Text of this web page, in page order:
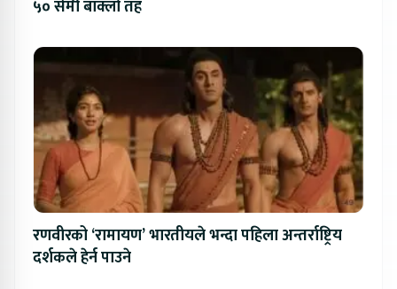
५० सेमी बाक्लो तह
रणवीरको ‘रामायण’ भारतीयले भन्दा पहिला अन्तर्राष्ट्रिय
दर्शकले हेर्न पाउने